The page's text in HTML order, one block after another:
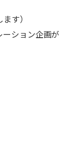
す）
ション企画が